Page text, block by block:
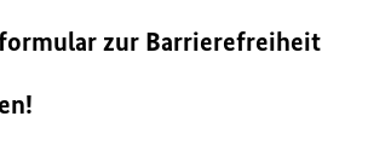
zur Barrierefreiheit